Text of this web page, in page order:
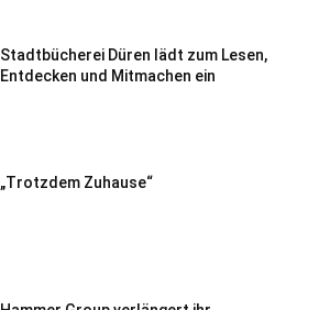
Stadtbücherei Düren lädt zum Lesen,
Entdecken und Mitmachen ein
„Trotzdem Zuhause“